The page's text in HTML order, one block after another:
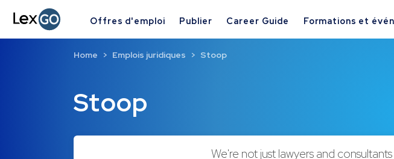
Offres d'emploi Publier Career Guide Formations et
Stoop
Home Emplois juridiques Stoop
We're not just lawyers and